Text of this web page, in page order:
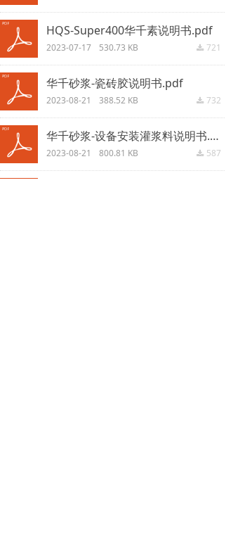
HQS-Super400华千素说明书.pdf
끂 721
2023-07-17 530.73 KB
华千砂浆-瓷砖胶说明书.pdf
끂 732
2023-08-21 388.52 KB
华千砂浆-设备安装灌浆料说明书.pdf
끂 587
2023-08-21 800.81 KB